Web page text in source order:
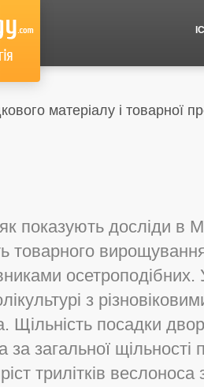
матеріалу і товарної
показують досліди в
товарного
осетроподібних.
з
Щільність посадки
за загальної щільності
трилітків